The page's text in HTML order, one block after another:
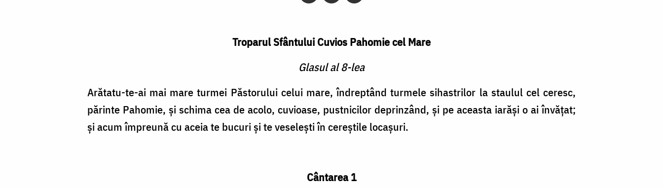
Troparul Sfântului Cuvios Pahomie cel Mare
Glasul al 8-lea
Arătatu-te-ai mai mare turmei Păstorului celui mare, îndreptând turmele sihastrilor la staulul cel ceresc,
părinte Pahomie, şi schima cea de acolo, cuvioase, pustnicilor deprinzând, şi pe aceasta iarăși o ai învăţat;
şi acum împreună cu aceia te bucuri şi te veseleşti în cereştile locaşuri.
Cântarea 1